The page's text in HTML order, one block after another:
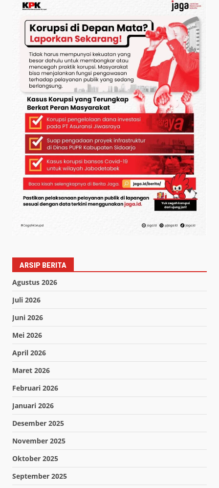
ARSIP BERITA
Agustus 2026
Juli 2026
Juni 2026
Mei 2026
April 2026
Maret 2026
Februari 2026
Januari 2026
Desember 2025
November 2025
Oktober 2025
September 2025